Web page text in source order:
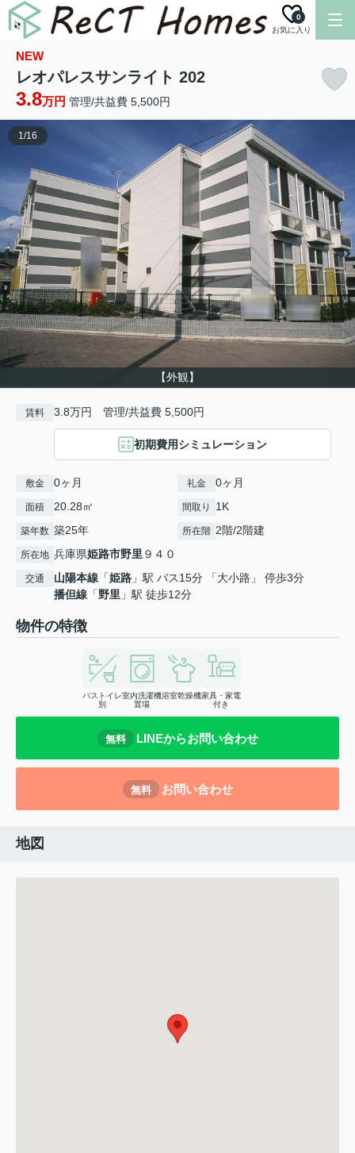
お気に入り
0
NEW
レオパレスサンライト 202
3.8万円 管理/共益費 5,500円
【外観】
1/16
賃料 3.8万円 管理/共益費 5,500円
初期費用シミュレーション
敷金 0ヶ月 礼金 0ヶ月
面積 20.28㎡ 間取り 1K
築年数 築25年 所在階 2階/2階建
所在地 兵庫県姫路市野里９４０
交通 山陽本線 「姫路 」駅 バス15分 「大小路」 停歩3分
播但線 「野里 」駅 徒歩12分
物件の特徴
バストイレ
別
室内洗濯機
置場
浴室乾燥機家具・家電
付き
無料 LINEからお問い合わせ
無料 お問い合わせ
地図